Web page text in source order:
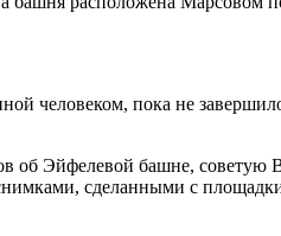
человеком, пока не
об Эйфелевой башне, советую
сделанными с